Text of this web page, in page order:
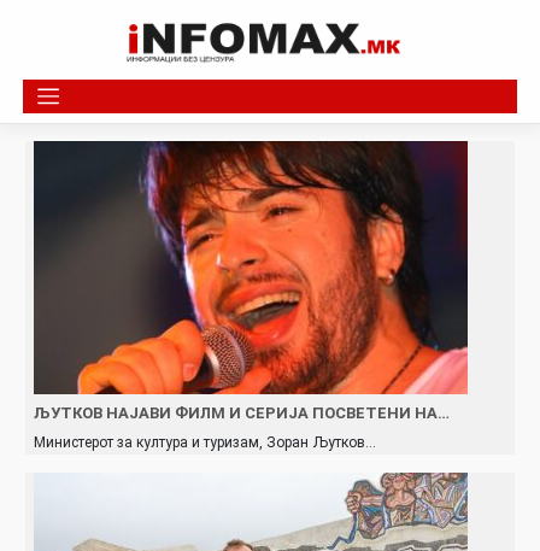
ЉУТКОВ НАЈАВИ ФИЛМ И СЕРИЈА ПОСВЕТЕНИ НА…
Министерот за култура и туризам, Зоран Љутков…